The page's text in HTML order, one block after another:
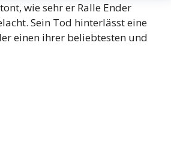
wie sehr er Ralle Ender
Sein Tod hinterlässt eine
einen ihrer beliebtesten und